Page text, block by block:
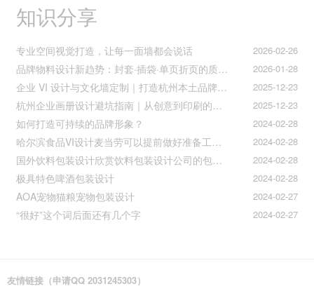
知识分享
2026-02-26
专业空间视觉打造，让每一面墙都会说话
2026-01-28
品牌物料设计新趋势：封套·插袋·单页折页的质感升级之道
2025-12-23
企业 VI 设计与文化墙定制｜打造杭州本土品牌专属视觉符号
2025-12-23
杭州企业画册设计避坑指南｜从创意到印刷的全流程把控
2024-02-28
如何打造可持续的品牌形象？
2024-02-28
哈尔滨食品VI设计麦当劳可以提前做好准备工作促进挪动购买
2024-02-28
国外饮料包装设计欣赏饮料包装设计公司的包装设计
2024-02-28
极具特色啤酒包装设计
2024-02-27
AOA宠物猫粮宠物包装设计
2024-02-27
“很好”这个词后面还有几个字
友情链接（申请QQ 2031245303）